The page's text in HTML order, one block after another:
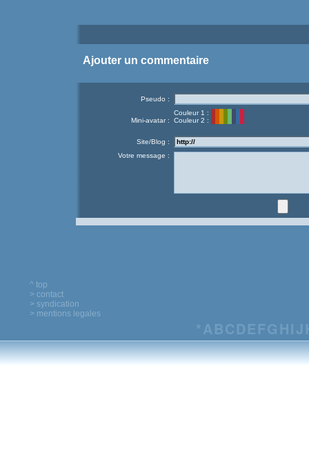
Ajouter un commentaire
Pseudo :
Mini-avatar :
Couleur 1 :
Couleur 2 :
Site/Blog :
Votre message :
^ top
> contact
> syndication
> mentions legales
*ABCDEFG HIJ